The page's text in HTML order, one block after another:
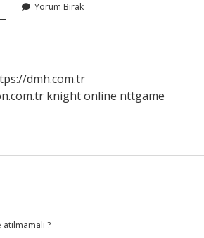
Yorum Bırak
dmh.com.tr
knight online nttgame
?